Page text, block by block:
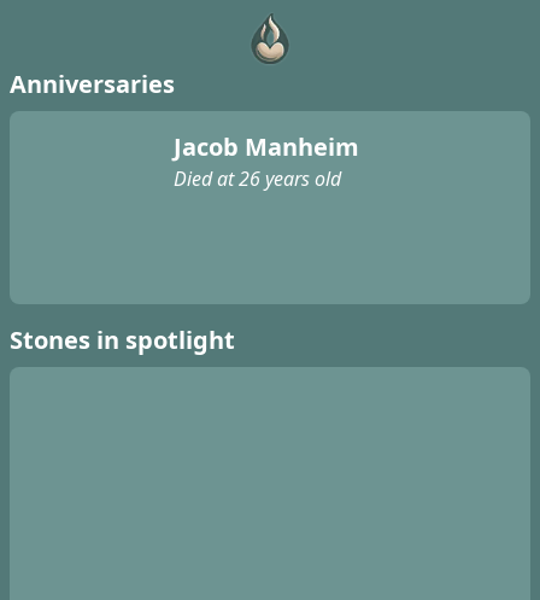
Anniversaries
Jacob Manheim
Died at 26 years old
Stones in spotlight